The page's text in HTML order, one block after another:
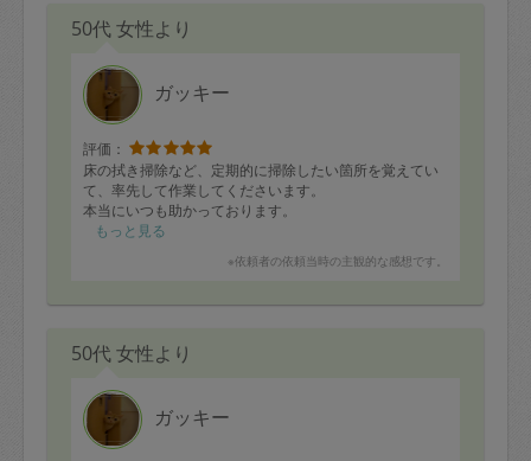
す。
でもあっという間に期限の時間が来てしまうので、書き
きれなくて残念です。
時間があるときに他の方のレビューを拝見することも楽
しみでブログも時間の許す限りチェックしています。
マックさんのお人柄や考えお話に触れて、子どもの教育
にどう活かすか考えることも楽しいです。
50代 女性より
ガッキー
評価：
床の拭き掃除など、定期的に掃除したい箇所を覚えてい
て、率先して作業してくださいます。
本当にいつも助かっております。
もっと見る
※依頼者の依頼当時の主観的な感想です。
50代 女性より
ガッキー